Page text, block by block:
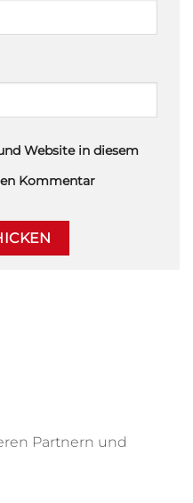
Website in diesem
Kommentar
Partnern und